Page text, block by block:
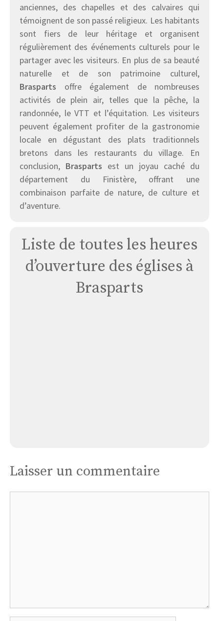
anciennes, des chapelles et des calvaires qui
témoignent de son passé religieux. Les habitants
sont fiers de leur héritage et organisent
régulièrement des événements culturels pour le
partager avec les visiteurs. En plus de sa beauté
naturelle et de son patrimoine culturel,
Brasparts offre également de nombreuses
activités de plein air, telles que la pêche, la
randonnée, le VTT et l’équitation. Les visiteurs
peuvent également profiter de la gastronomie
locale en dégustant des plats traditionnels
bretons dans les restaurants du village. En
conclusion, Brasparts est un joyau caché du
département du Finistère, offrant une
combinaison parfaite de nature, de culture et
d’aventure.
Liste de toutes les heures
d’ouverture des églises à
Brasparts
Laisser un commentaire